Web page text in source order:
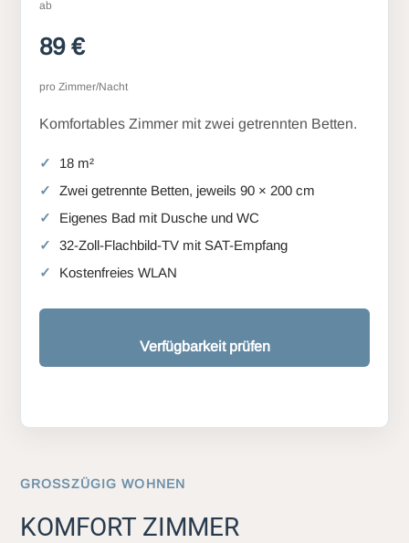
ab
89 €
pro Zimmer/Nacht
Komfortables Zimmer mit zwei getrennten Betten.
18 m²
Zwei getrennte Betten, jeweils 90 × 200 cm
Eigenes Bad mit Dusche und WC
32-Zoll-Flachbild-TV mit SAT-Empfang
Kostenfreies WLAN
Verfügbarkeit prüfen
GROSSZÜGIG WOHNEN
KOMFORT ZIMMER